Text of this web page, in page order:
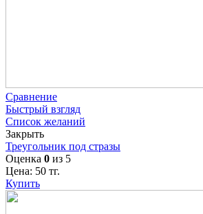
Сравнение
Быстрый взгляд
Список желаний
Закрыть
Треугольник под стразы
Оценка 0 из 5
Цена: 50 тг.
Купить